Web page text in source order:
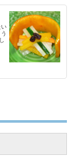
い